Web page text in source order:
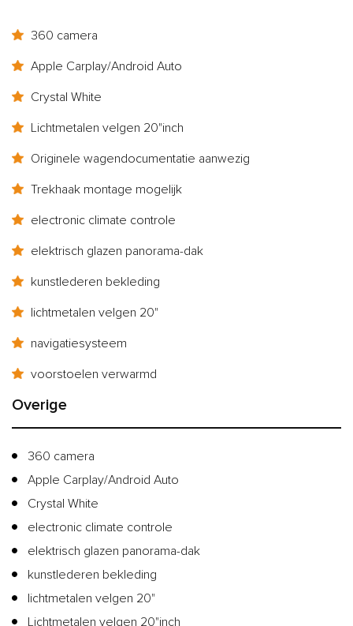
360 camera
Apple Carplay/Android Auto
Crystal White
Lichtmetalen velgen 20"inch
Originele wagendocumentatie aanwezig
Trekhaak montage mogelijk
electronic climate controle
elektrisch glazen panorama-dak
kunstlederen bekleding
lichtmetalen velgen 20"
navigatiesysteem
voorstoelen verwarmd
Overige
360 camera
Apple Carplay/Android Auto
Crystal White
electronic climate controle
elektrisch glazen panorama-dak
kunstlederen bekleding
lichtmetalen velgen 20"
Lichtmetalen velgen 20"inch